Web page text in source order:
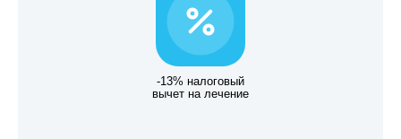
-13% налоговый
вычет на лечение